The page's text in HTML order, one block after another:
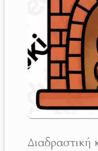
Διαδραστική